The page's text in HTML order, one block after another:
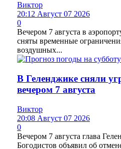
Виктор
20:12 Август 07 2026
0
Вечером 7 августа в
сняты временные
воздушных...
В Геленджике сняли
вечером 7 августа
Виктор
20:08 Август 07 2026
0
Вечером 7 августа глава
Богодистов объявил об